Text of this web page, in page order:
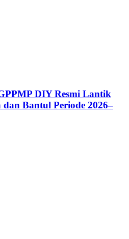
DIY Resmi Lantik
dan Bantul Periode 2026–